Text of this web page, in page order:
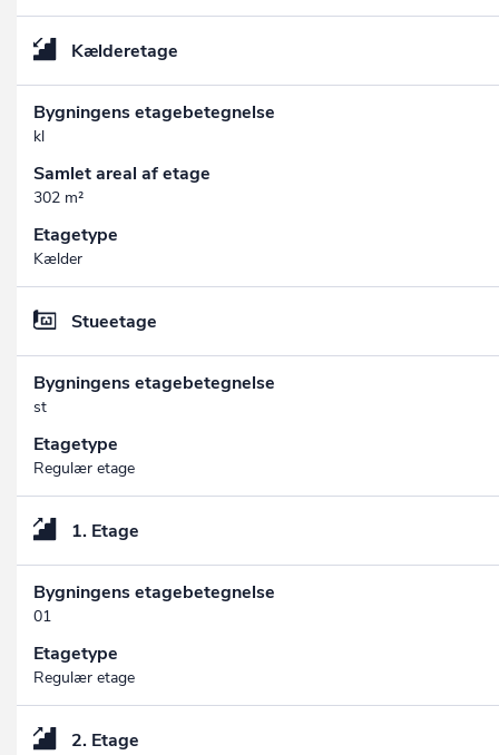
Kælderetage
Bygningens etagebetegnelse
kl
Samlet areal af etage
302 m²
Etagetype
Kælder
Stueetage
Bygningens etagebetegnelse
st
Etagetype
Regulær etage
1. Etage
Bygningens etagebetegnelse
01
Etagetype
Regulær etage
2. Etage